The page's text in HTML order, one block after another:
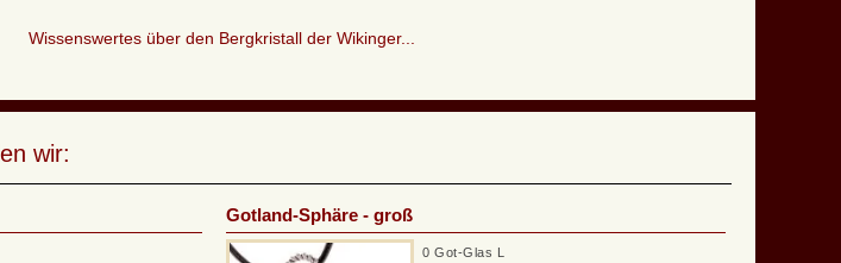
Wissenswertes über den Bergkristall der Wikinger...
wir:
Gotland-Sphäre - groß
0 Got-Glas L